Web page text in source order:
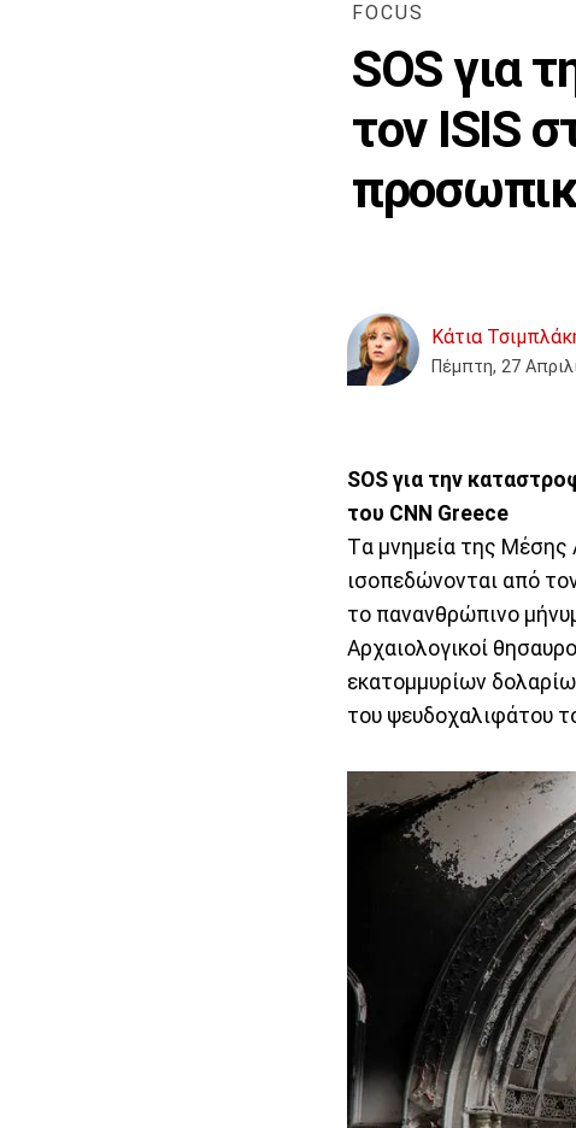
FOCUS
SOS για
τον ISIS
Κάτια
Πέμπτη, 27
SOS για την
του CNN Greece
Tα μνημεία της Μέσης
ισοπεδώνονται από
το πανανθρώπινο
Αρχαιολογικοί
εκατομμυρίων
του ψευδοχαλιφάτου